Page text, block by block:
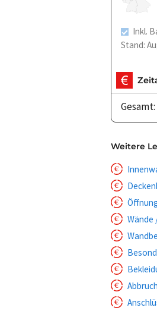
Inkl.
Stand:
Weitere
Wände